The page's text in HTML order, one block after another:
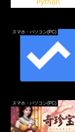
スマホ・パソコン(PC)
スマホ・パソコン(PC)